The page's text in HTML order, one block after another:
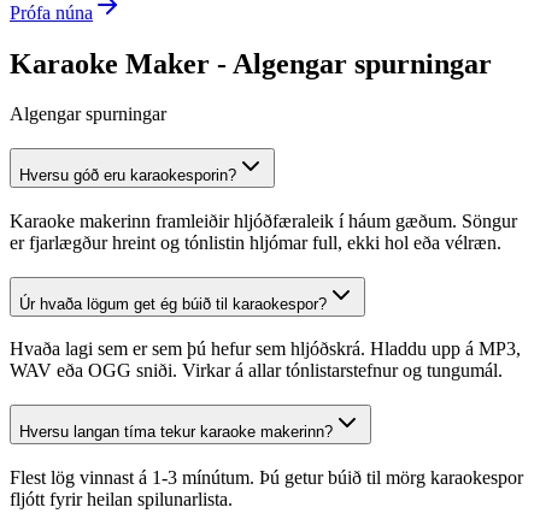
Prófa núna
Karaoke Maker - Algengar spurningar
Algengar spurningar
Hversu góð eru karaokesporin?
Karaoke makerinn framleiðir hljóðfæraleik í háum gæðum. Söngur
er fjarlægður hreint og tónlistin hljómar full, ekki hol eða vélræn.
Úr hvaða lögum get ég búið til karaokespor?
Hvaða lagi sem er sem þú hefur sem hljóðskrá. Hladdu upp á MP3,
WAV eða OGG sniði. Virkar á allar tónlistarstefnur og tungumál.
Hversu langan tíma tekur karaoke makerinn?
Flest lög vinnast á 1-3 mínútum. Þú getur búið til mörg karaokespor
fljótt fyrir heilan spilunarlista.